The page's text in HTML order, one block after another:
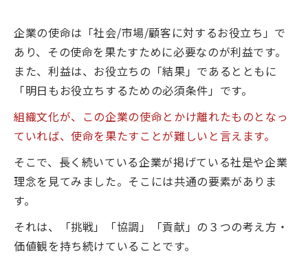
企業の使命は「社会/市場/顧客に対するお役立ち」で
あり、その使命を果たすために必要なのが利益です。
また、利益は、お役立ちの「結果」であるとともに
「明日もお役立ちするための必須条件」です。
組織文化が、この企業の使命とかけ離れたものとなっ
ていれば、使命を果たすことが難しいと言えます。
そこで、長く続いている企業が掲げている社是や企業
理念を見てみました。そこには共通の要素がありま
す。
それは、「挑戦」「協調」「貢献」の３つの考え方・
価値観を持ち続けていることです。